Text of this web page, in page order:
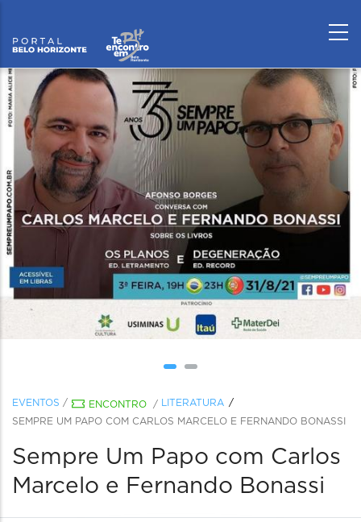
EVENTOS / ENCONTRO /
LITERATURA
SEMPRE UM PAPO COM CARLOS MARCELO E FERNANDO BONASSI
Sempre Um Papo com Carlos
Marcelo e Fernando Bonassi